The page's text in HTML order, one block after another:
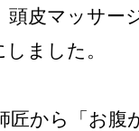
頭皮マッサー
しました。
匠から「お腹